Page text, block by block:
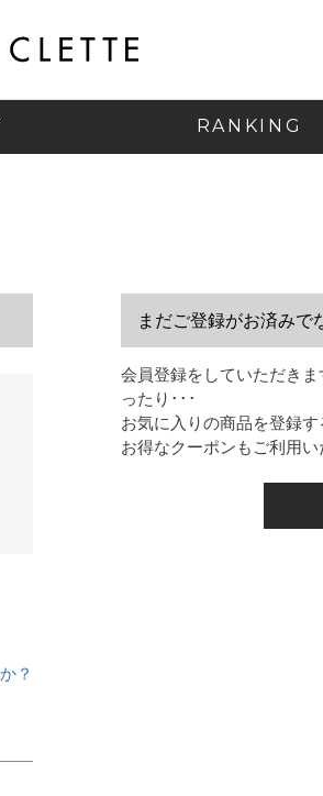
RANKING
？
まだご登録がお済みで
会員登録をしていただき
ったり･･･
お気に入りの商品を登録
お得なクーポンもご利用